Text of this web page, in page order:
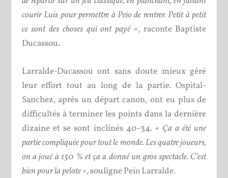
courir Luis pour permettre à Peio de rentrer. Petit à petit
ce sont des choses qui ont payé », raconte Baptiste
Ducassou.
Larralde-Ducassou ont sans doute mieux géré
leur effort tout au long de la partie. Ospital-
Sanchez, après un départ canon, ont eu plus de
difficultés à terminer les points dans la dernière
dizaine et se sont inclinés 40-34. « Ça a été une
partie compliquée pour tout le monde. Les quatre joueurs,
on a joué à 150 % et ça a donné un gros spectacle. C’est
bien pour la pelote », souligne Peio Larralde.